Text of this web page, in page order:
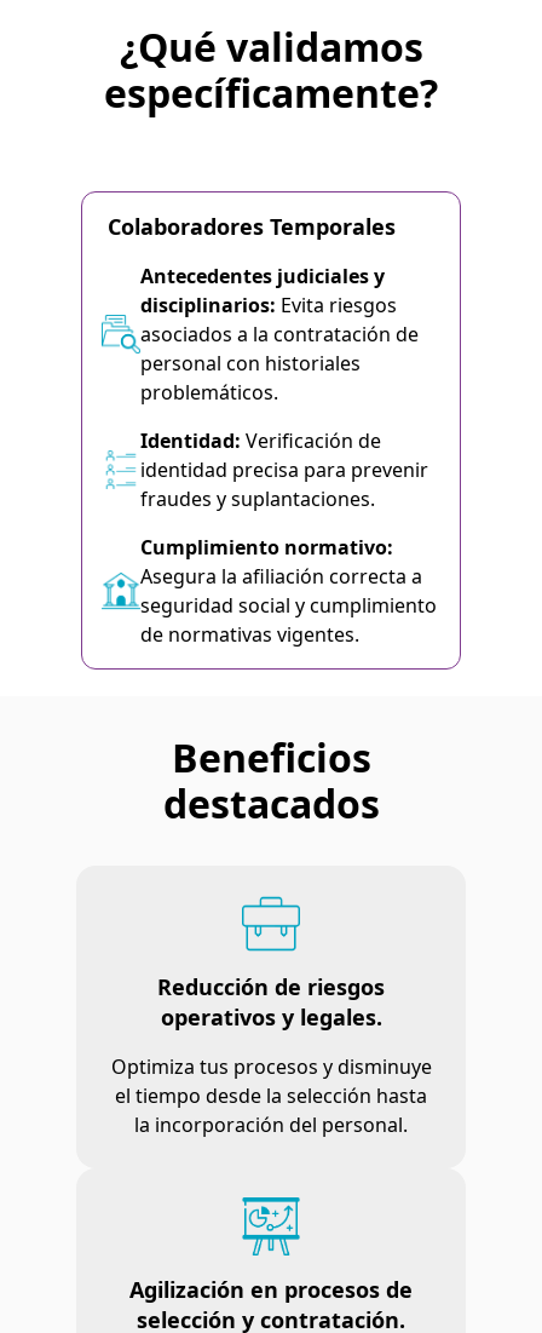
¿Qué validamos
específicamente?
Colaboradores Temporales
Antecedentes judiciales y
disciplinarios: Evita riesgos
asociados a la contratación de
personal con historiales
problemáticos.
Identidad: Verificación de
identidad precisa para prevenir
fraudes y suplantaciones.
Cumplimiento normativo:
Asegura la afiliación correcta a
seguridad social y cumplimiento
de normativas vigentes.
Beneficios
destacados
Reducción de riesgos
operativos y legales.
Optimiza tus procesos y disminuye
el tiempo desde la selección hasta
la incorporación del personal.
Agilización en procesos de
selección y contratación.